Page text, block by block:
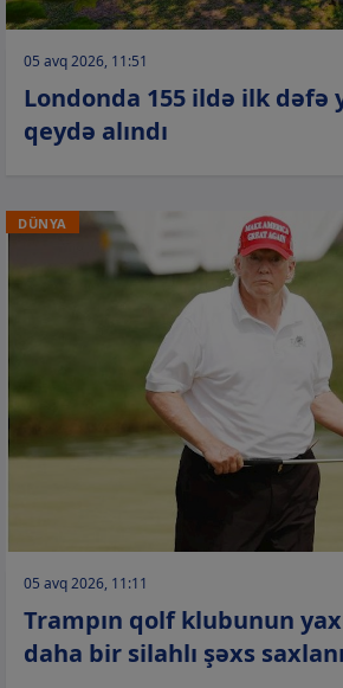
05 avq 2026, 11:51
Londonda 155 ildə ilk dəfə
qeydə alındı
DÜNYA
05 avq 2026, 11:11
Trampın qolf klubunun
daha bir silahlı şəxs